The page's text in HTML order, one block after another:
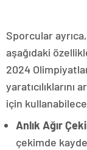
Sporcular
aşağıdaki
2024
yaratıcılıklarını
için
Anlık Ağır
çekimde